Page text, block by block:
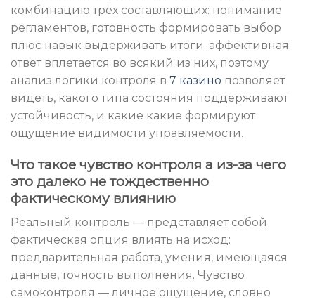
комбинацию трёх составляющих: понимание
регламентов, готовность формировать выбор
плюс навык выдерживать итоги. аффективная
ответ вплетается во всякий из них, поэтому
анализ логики контроля в 7 казино позволяет
видеть, какого типа состояния поддерживают
устойчивость, и какие какие формируют
ощущение видимости управляемости.
Что такое чувство контроля а из-за чего
это далеко не тождественно
фактическому влиянию
Реальный контроль — представляет собой
фактическая опция влиять на исход:
предварительная работа, умения, имеющаяся
данные, точность выполнения. Чувство
самоконтроля — личное ощущение, словно